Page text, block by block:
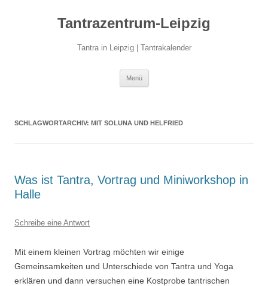
Tantrazentrum-Leipzig
Tantra in Leipzig | Tantrakalender
Menü
SCHLAGWORTARCHIV: MIT SOLUNA UND HELFRIED
Was ist Tantra, Vortrag und Miniworkshop in
Halle
Schreibe eine Antwort
Mit einem kleinen Vortrag möchten wir einige
Gemeinsamkeiten und Unterschiede von Tantra und Yoga
erklären und dann versuchen eine Kostprobe tantrischen